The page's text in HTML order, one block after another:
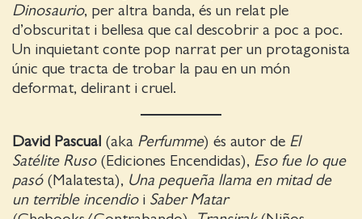
Dinosaurio, per altra banda, és un relat ple
d’obscuritat i bellesa que cal descobrir a poc a poc.
Un inquietant conte pop narrat per un protagonista
únic que tracta de trobar la pau en un món
deformat, delirant i cruel.
David Pascual (aka Perfumme) és autor de El
Satélite Ruso(Ediciones Encendidas), Eso fue lo que
pasó(Malatesta), Una pequeña llama en mitad de
un terrible incendioi Saber Matar